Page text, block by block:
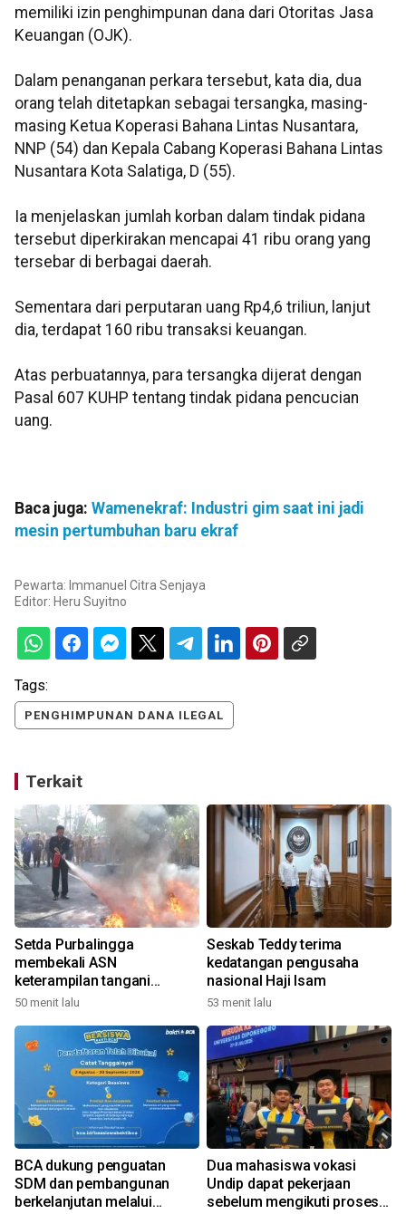
memiliki izin penghimpunan dana dari Otoritas Jasa
Keuangan (OJK).
Dalam penanganan perkara tersebut, kata dia, dua
orang telah ditetapkan sebagai tersangka, masing-
masing Ketua Koperasi Bahana Lintas Nusantara,
NNP (54) dan Kepala Cabang Koperasi Bahana Lintas
Nusantara Kota Salatiga, D (55).
Ia menjelaskan jumlah korban dalam tindak pidana
tersebut diperkirakan mencapai 41 ribu orang yang
tersebar di berbagai daerah.
Sementara dari perputaran uang Rp4,6 triliun, lanjut
dia, terdapat 160 ribu transaksi keuangan.
Atas perbuatannya, para tersangka dijerat dengan
Pasal 607 KUHP tentang tindak pidana pencucian
uang.
Baca juga: Wamenekraf: Industri gim saat ini jadi
mesin pertumbuhan baru ekraf
Pewarta: Immanuel Citra Senjaya
Editor: Heru Suyitno
Tags:
PENGHIMPUNAN DANA ILEGAL
Terkait
Setda Purbalingga
membekali ASN
keterampilan tangani
kebakaran ringan
50 menit lalu
Seskab Teddy terima
kedatangan pengusaha
nasional Haji Isam
53 menit lalu
BCA dukung penguatan
SDM dan pembangunan
berkelanjutan melalui
Dua mahasiswa vokasi
Undip dapat pekerjaan
sebelum mengikuti prosesi